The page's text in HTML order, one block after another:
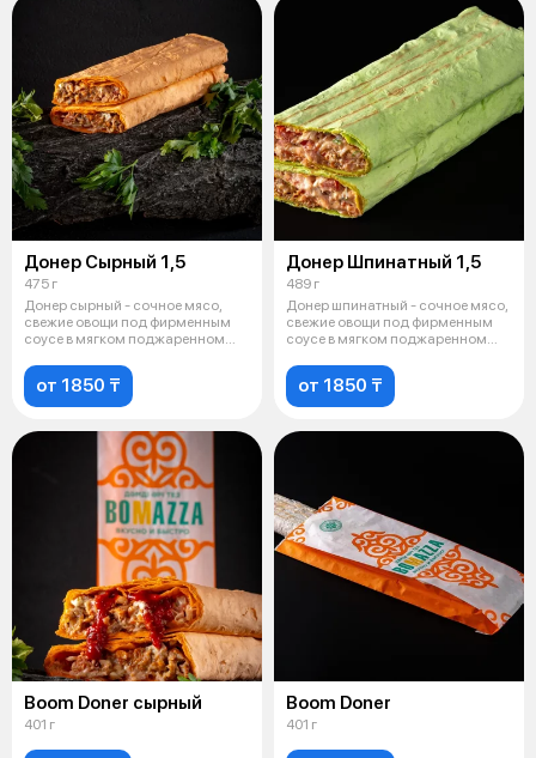
Донер Сырный 1,5
475 г
Донер сырный - сочное мясо,
свежие овощи под фирменным
соусе в мягком поджаренном
от 1850 ₸
Донер Шпинатный 1,5
489 г
Донер шпинатный - сочное мясо,
свежие овощи под фирменным
соусе в мягком поджаренном
от 1850 ₸
Boom Doner сырный
401 г
Boom Doner
401 г